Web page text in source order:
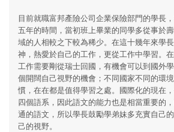
目前就職富邦產險公司企業保險部門的學長
五年的時間，當初班上畢業的同學多從事於
域的人相較之下較為稀少。在這十幾年來學
神，熱愛於自己的工作，更從工作中學習。
工作需要剛從瑞士回國，有機會可以到國外
個開闊自己視野的機會；不同國家不同的環
慣，在在都是值得學習之處。國際化的現在
四個語系，因此語文的能力也是相當重要的
通的語文，所以學長鼓勵學弟妹多充實自己
己的視野。